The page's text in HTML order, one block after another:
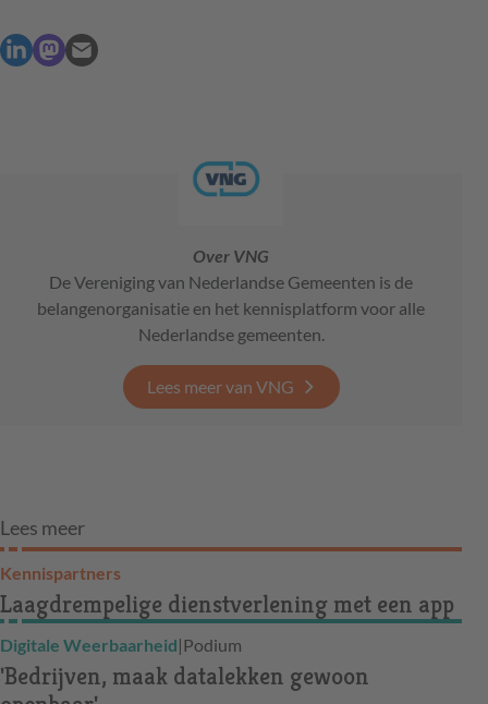
Over VNG
De Vereniging van Nederlandse Gemeenten is de
belangenorganisatie en het kennisplatform voor alle
Nederlandse gemeenten.
Lees meer van VNG
Lees meer
Kennispartners
Laagdrempelige dienstverlening met een app
Digitale Weerbaarheid|Podium
'Bedrijven, maak datalekken gewoon